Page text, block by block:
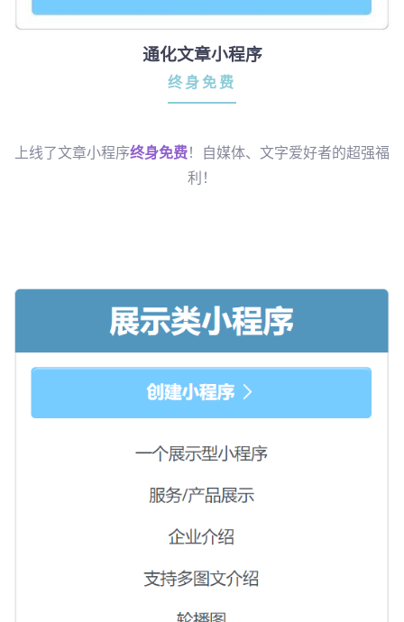
通化文章小程序
终身免费
上线了文章小程序终身免费！自媒体、文字爱好者的超强福
利！